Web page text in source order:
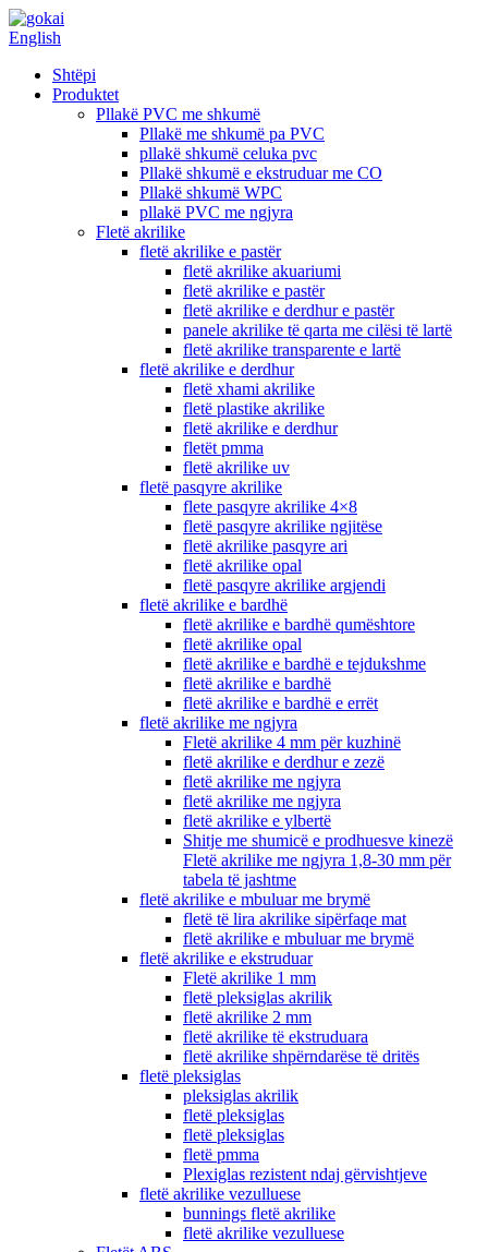
English
Shtëpi
Produktet
Pllakë PVC me shkumë
Pllakë me shkumë pa PVC
pllakë shkumë celuka pvc
Pllakë shkumë e ekstruduar me CO
Pllakë shkumë WPC
pllakë PVC me ngjyra
Fletë akrilike
fletë akrilike e pastër
fletë akrilike akuariumi
fletë akrilike e pastër
fletë akrilike e derdhur e pastër
panele akrilike të qarta me cilësi të lartë
fletë akrilike transparente e lartë
fletë akrilike e derdhur
fletë xhami akrilike
fletë plastike akrilike
fletë akrilike e derdhur
fletët pmma
fletë akrilike uv
fletë pasqyre akrilike
flete pasqyre akrilike 4×8
fletë pasqyre akrilike ngjitëse
fletë akrilike pasqyre ari
fletë akrilike opal
fletë pasqyre akrilike argjendi
fletë akrilike e bardhë
fletë akrilike e bardhë qumështore
fletë akrilike opal
fletë akrilike e bardhë e tejdukshme
fletë akrilike e bardhë
fletë akrilike e bardhë e errët
fletë akrilike me ngjyra
Fletë akrilike 4 mm për kuzhinë
fletë akrilike e derdhur e zezë
fletë akrilike me ngjyra
fletë akrilike me ngjyra
fletë akrilike e ylbertë
Shitje me shumicë e prodhuesve kinezë
Fletë akrilike me ngjyra 1,8-30 mm për
tabela të jashtme
fletë akrilike e mbuluar me brymë
fletë të lira akrilike sipërfaqe mat
fletë akrilike e mbuluar me brymë
fletë akrilike e ekstruduar
Fletë akrilike 1 mm
fletë pleksiglas akrilik
fletë akrilike 2 mm
fletë akrilike të ekstruduara
fletë akrilike shpërndarëse të dritës
fletë pleksiglas
pleksiglas akrilik
fletë pleksiglas
fletë pleksiglas
fletë pmma
Plexiglas rezistent ndaj gërvishtjeve
fletë akrilike vezulluese
bunnings fletë akrilike
fletë akrilike vezulluese